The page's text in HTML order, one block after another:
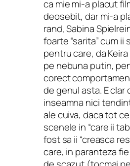
ca mie mi-a placut
deosebit, dar mi-a
rand, Sabina
foarte “sarita” cum ii
pentru care, da
pe nebuna putin,
corect
de genul asta. E clar
inseamna nici
ale cuiva, daca tot
scenele in “care ii
fost sa ii “creasca
care, in paranteza